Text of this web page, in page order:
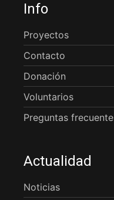
Info
Proyectos
Contacto
Donación
Voluntarios
Preguntas
Actualidad
Noticias